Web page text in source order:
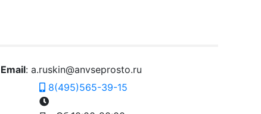
Email: a.ruskin@anvseprosto.ru
8(495)565-39-15